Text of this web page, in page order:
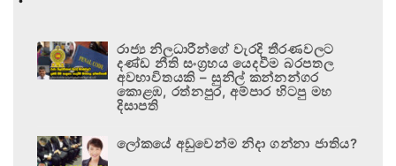
රාජ්‍ය නිලධාරීන්ගේ වැරදි තීරණවලට
දණ්ඩ නීති සංග්‍රහය යෙදවීම බරපතල
අවභාවිතයකි – සුනිල් කන්නන්ගර
කොළඹ, රත්නපුර, අම්පාර හිටපු මහ
දිසාපති
ලෝකයේ අඩුවෙන්ම නිදා ගන්නා ජාතිය?